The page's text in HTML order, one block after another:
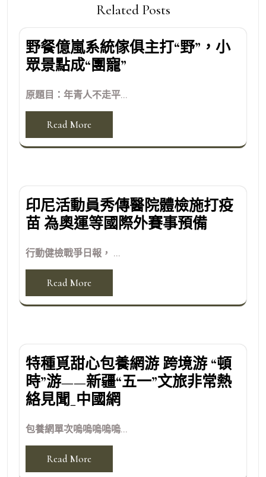
Related Posts
野餐億嵐系統傢俱主打“野”，小
眾景點成“團寵”
原題目：年青人不走平...
Read More
印尼活動員秀傳醫院體檢施打疫
苗 為奧運等國際外賽事預備
行動健檢戰爭日報， ...
Read More
特種覓甜心包養網游 跨境游 “頓
時”游——新疆“五一”文旅非常熱
絡見聞_中國網
包養網單次嗚嗚嗚嗚嗚...
Read More